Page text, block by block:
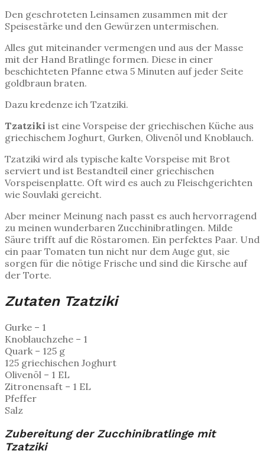
Den geschroteten Leinsamen zusammen mit der
Speisestärke und den Gewürzen untermischen.
Alles gut miteinander vermengen und aus der Masse
mit der Hand Bratlinge formen. Diese in einer
beschichteten Pfanne etwa 5 Minuten auf jeder Seite
goldbraun braten.
Dazu kredenze ich Tzatziki.
Tzatziki ist eine Vorspeise der griechischen Küche aus
griechischem Joghurt, Gurken, Olivenöl und Knoblauch.
Tzatziki wird als typische kalte Vorspeise mit Brot
serviert und ist Bestandteil einer griechischen
Vorspeisenplatte. Oft wird es auch zu Fleischgerichten
wie Souvlaki gereicht.
Aber meiner Meinung nach passt es auch hervorragend
zu meinen wunderbaren Zucchinibratlingen. Milde
Säure trifft auf die Röstaromen. Ein perfektes Paar. Und
ein paar Tomaten tun nicht nur dem Auge gut, sie
sorgen für die nötige Frische und sind die Kirsche auf
der Torte.
Zutaten Tzatziki
Gurke – 1
Knoblauchzehe – 1
Quark – 125 g
125 griechischen Joghurt
Olivenöl – 1 EL
Zitronensaft – 1 EL
Pfeffer
Salz
Zubereitung der Zucchinibratlinge mit
Tzatziki